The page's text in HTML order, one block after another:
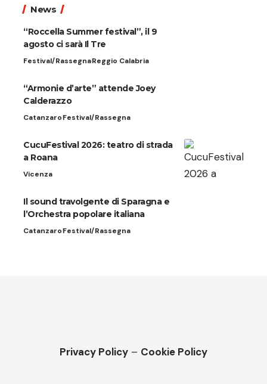
News
“Roccella Summer festival”, il 9
agosto ci sarà Il Tre
Festival/RassegnaReggio Calabria
“Armonie d’arte” attende Joey
Calderazzo
CatanzaroFestival/Rassegna
CucuFestival 2026: teatro di strada
a Roana
Vicenza
Il sound travolgente di Sparagna e
l’Orchestra popolare italiana
CatanzaroFestival/Rassegna
Privacy Policy – Cookie Policy